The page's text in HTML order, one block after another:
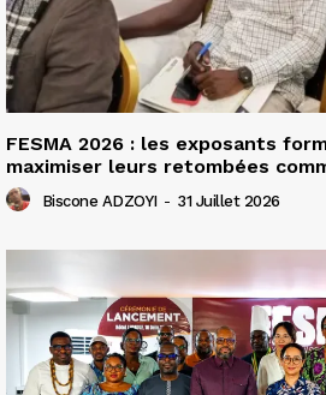
FESMA 2026 : les exposants
maximiser leurs retombées
Biscone ADZOYI - 31 Juillet 2026